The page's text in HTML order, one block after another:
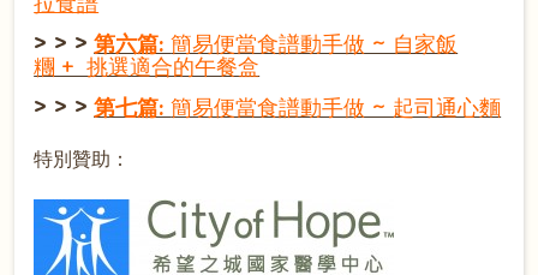
> > >第六篇:簡易便當食譜動手做 ~ 自家飯
糰 + 挑選適合的午餐盒
> > >第七篇:簡易便當食譜動手做 ~ 起司通心麵
特別贊助：